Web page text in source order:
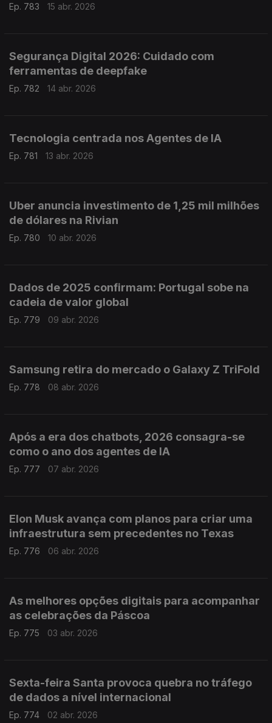
Ep. 783 15 abr. 2026
Segurança Digital 2026: Cuidado com
ferramentas de deepfake
Ep. 782 14 abr. 2026
Tecnologia centrada nos Agentes de IA
Ep. 781 13 abr. 2026
Uber anuncia investimento de 1,25 mil milhões
de dólares na Rivian
Ep. 780 10 abr. 2026
Dados de 2025 confirmam: Portugal sobe na
cadeia de valor global
Ep. 779 09 abr. 2026
Samsung retira do mercado o Galaxy Z TriFold
Ep. 778 08 abr. 2026
Após a era dos chatbots, 2026 consagra-se
como o ano dos agentes de IA
Ep. 777 07 abr. 2026
Elon Musk avança com planos para criar uma
infraestrutura sem precedentes no Texas
Ep. 776 06 abr. 2026
As melhores opções digitais para acompanhar
as celebrações da Páscoa
Ep. 775 03 abr. 2026
Sexta-feira Santa provoca quebra no tráfego
de dados a nível internacional
Ep. 774 02 abr. 2026